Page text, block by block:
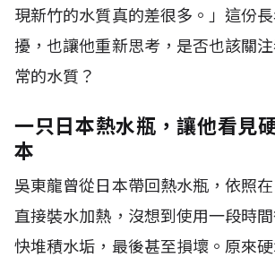
現新竹的水質真的差很多。」這份
擾，也讓他重新思考，是否也該關
常的水質？
一只日本熱水瓶，讓他看見
本
吳東龍曾從日本帶回熱水瓶，依照
直接裝水加熱，沒想到使用一段時
快堆積水垢，最後甚至損壞。原來